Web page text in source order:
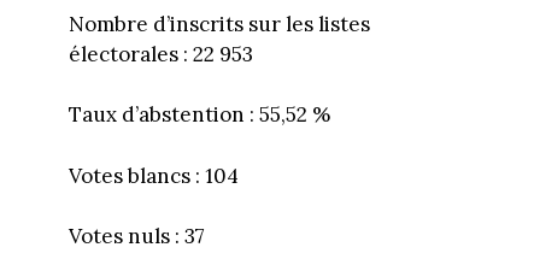
Nombre d’inscrits sur les listes
électorales : 22 953
Taux d’abstention : 55,52 %
Votes blancs : 104
Votes nuls : 37